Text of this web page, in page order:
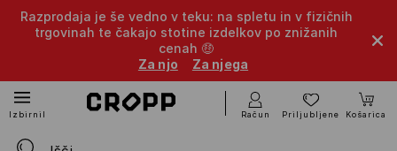
Razprodaja je še vedno v teku: na spletu in v fizičnih
trgovinah te čakajo stotine izdelkov po znižanih
cenah 🤑
Za njo
Za njega
Izbirnik Račun Priljubljene Košarica